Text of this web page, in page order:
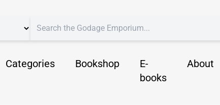
Categories Bookshop
E-
books
About